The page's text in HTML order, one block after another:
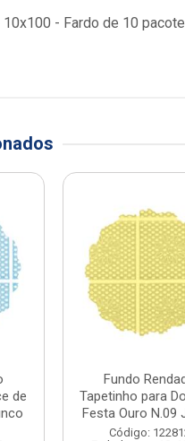
- Fardo de 10
de
Fundo
Tapetinho para
Festa Ouro N.09
Código: